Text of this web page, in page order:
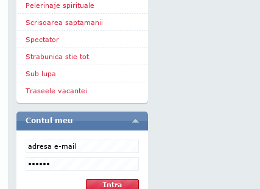
Pelerinaje spirituale
Scrisoarea saptamanii
Spectator
Strabunica stie tot
Sub lupa
Traseele vacantei
Contul meu